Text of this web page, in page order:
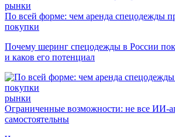
рынки
По всей форме: чем аренда спецодежды
покупки
Почему шеринг спецодежды в России
и каков его потенциал
рынки
Ограниченные возможности: не все ИИ-
самостоятельны